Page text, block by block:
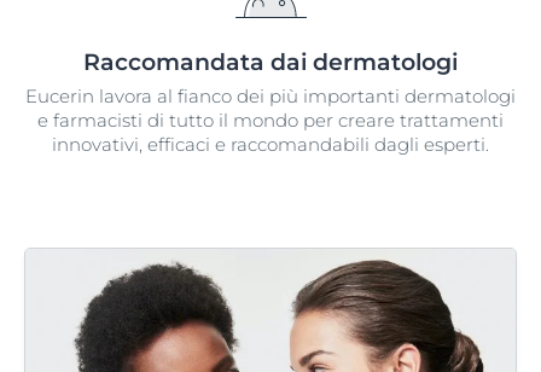
Raccomandata dai dermatologi​
Eucerin lavora al fianco dei più importanti dermatologi
e farmacisti di tutto il mondo per creare trattamenti
innovativi, efficaci e raccomandabili dagli esperti.